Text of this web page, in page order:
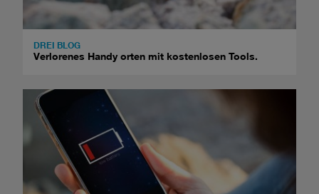
DREI BLOG
Verlorenes Handy orten mit kostenlosen Tools.